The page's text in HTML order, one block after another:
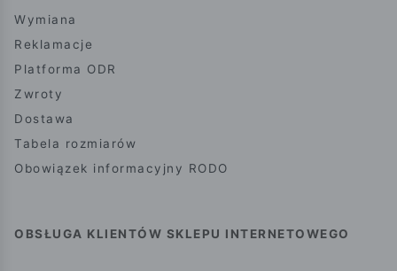
Wymiana
Reklamacje
Platforma ODR
Zwroty
Dostawa
Tabela rozmiarów
Obowiązek informacyjny RODO
OBSŁUGA KLIENTÓW SKLEPU INTERNETOWEGO